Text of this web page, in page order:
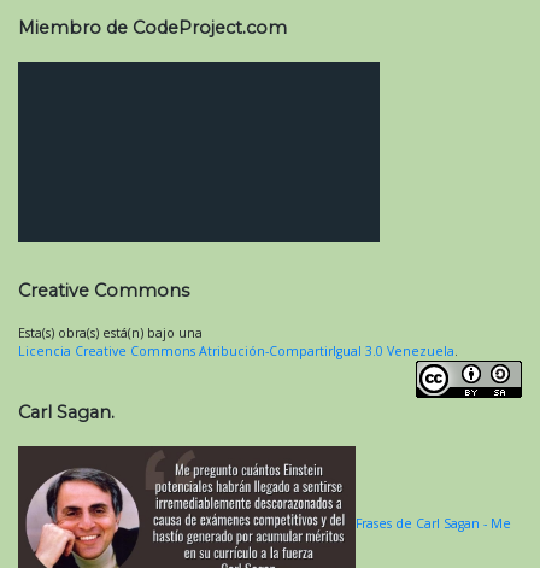
Miembro de CodeProject.com
Creative Commons
Esta(s) obra(s) está(n) bajo una
Licencia Creative Commons Atribución-CompartirIgual 3.0 Venezuela
Carl Sagan.
Frases de Carl Sagan - Me